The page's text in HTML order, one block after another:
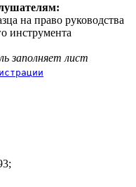
на право руководства
инструмента
заполняет лист